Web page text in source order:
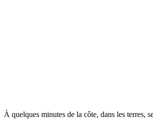
À quelques minutes de la côte, dans les terres,